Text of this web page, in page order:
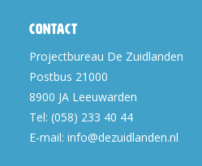
Contact
Projectbureau De Zuidlanden
Postbus 21000
8900 JA Leeuwarden
Tel: (058) 233 40 44
E-mail: info@dezuidlanden.nl